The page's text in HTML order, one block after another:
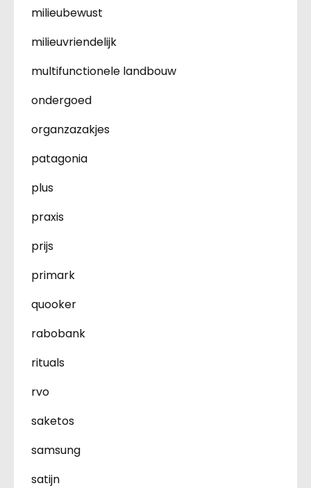
milieubewust
milieuvriendelijk
multifunctionele landbouw
ondergoed
organzazakjes
patagonia
plus
praxis
prijs
primark
quooker
rabobank
rituals
rvo
saketos
samsung
satijn